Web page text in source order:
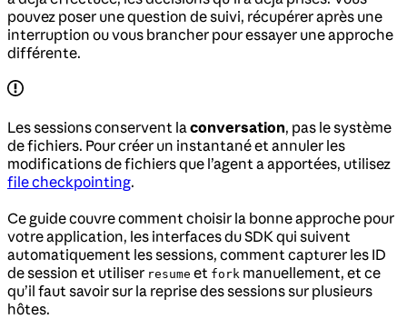
pouvez poser une question de suivi, récupérer après une
interruption ou vous brancher pour essayer une approche
différente.
Les sessions conservent laconversation, pas le système
de fichiers. Pour créer un instantané et annuler les
modifications de fichiers que l’agent a apportées, utilisez
file checkpointing.
Ce guide couvre comment choisir la bonne approche pour
votre application, les interfaces du SDK qui suivent
automatiquement les sessions, comment capturer les ID
de session et utiliser resume et fork manuellement, et ce
qu’il faut savoir sur la reprise des sessions sur plusieurs
hôtes.